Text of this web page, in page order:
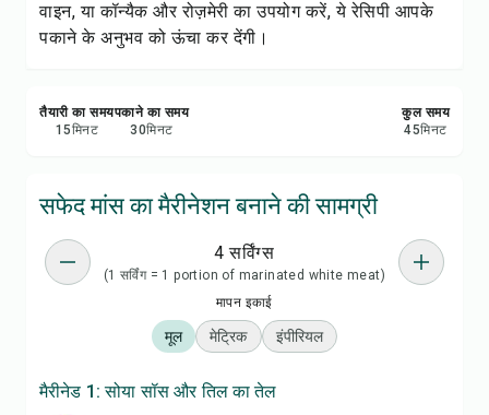
वाइन, या कॉन्यैक और रोज़मेरी का उपयोग करें, ये रेसिपी आपके
पकाने के अनुभव को ऊंचा कर देंगी।
तैयारी का समय
15मिनट
पकाने का समय
30मिनट
कुल समय
45मिनट
सफेद मांस का मैरीनेशन बनाने की सामग्री
4 सर्विंग्स
(1 सर्विंग = 1 portion of marinated white meat)
मापन इकाई
मूल मेट्रिक इंपीरियल
मैरीनेड 1: सोया सॉस और तिल का तेल